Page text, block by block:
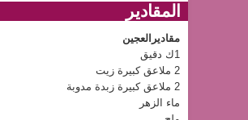
المقادير
مقاديرالعجين
1ك دقيق
2 ملاعق كبيرة زيت
2 ملاعق كبيرة زبدة مدوبة
ماء الزهر